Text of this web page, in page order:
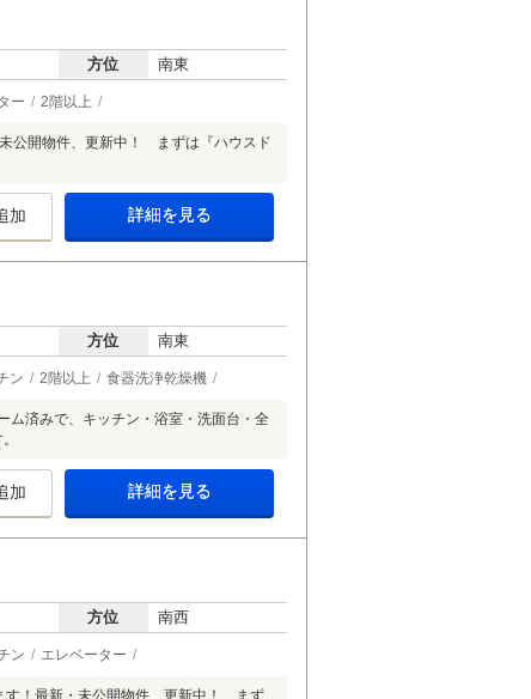
方位 南東
ー 2階以上
公開物件、更新中！ まずは『ハウスド
加 詳細を見る
方位 南東
ン 2階以上 食器洗浄乾燥機
済みで、キッチン・浴室・洗面台・全
加 詳細を見る
方位 南西
ン エレベーター
す！最新・未公開物件、更新中！ まず